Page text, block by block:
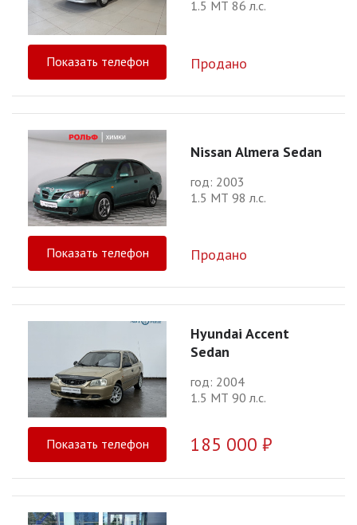
1.5 МТ 86 л.с.
Показать телефон Продано
Nissan Almera Sedan
год: 2003
1.5 МТ 98 л.с.
Показать телефон Продано
Hyundai Accent
Sedan
год: 2004
1.5 МТ 90 л.с.
Показать телефон 185 000 ₽